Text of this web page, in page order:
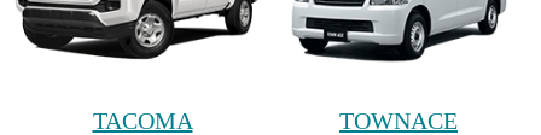
TACOMA TOWNACE